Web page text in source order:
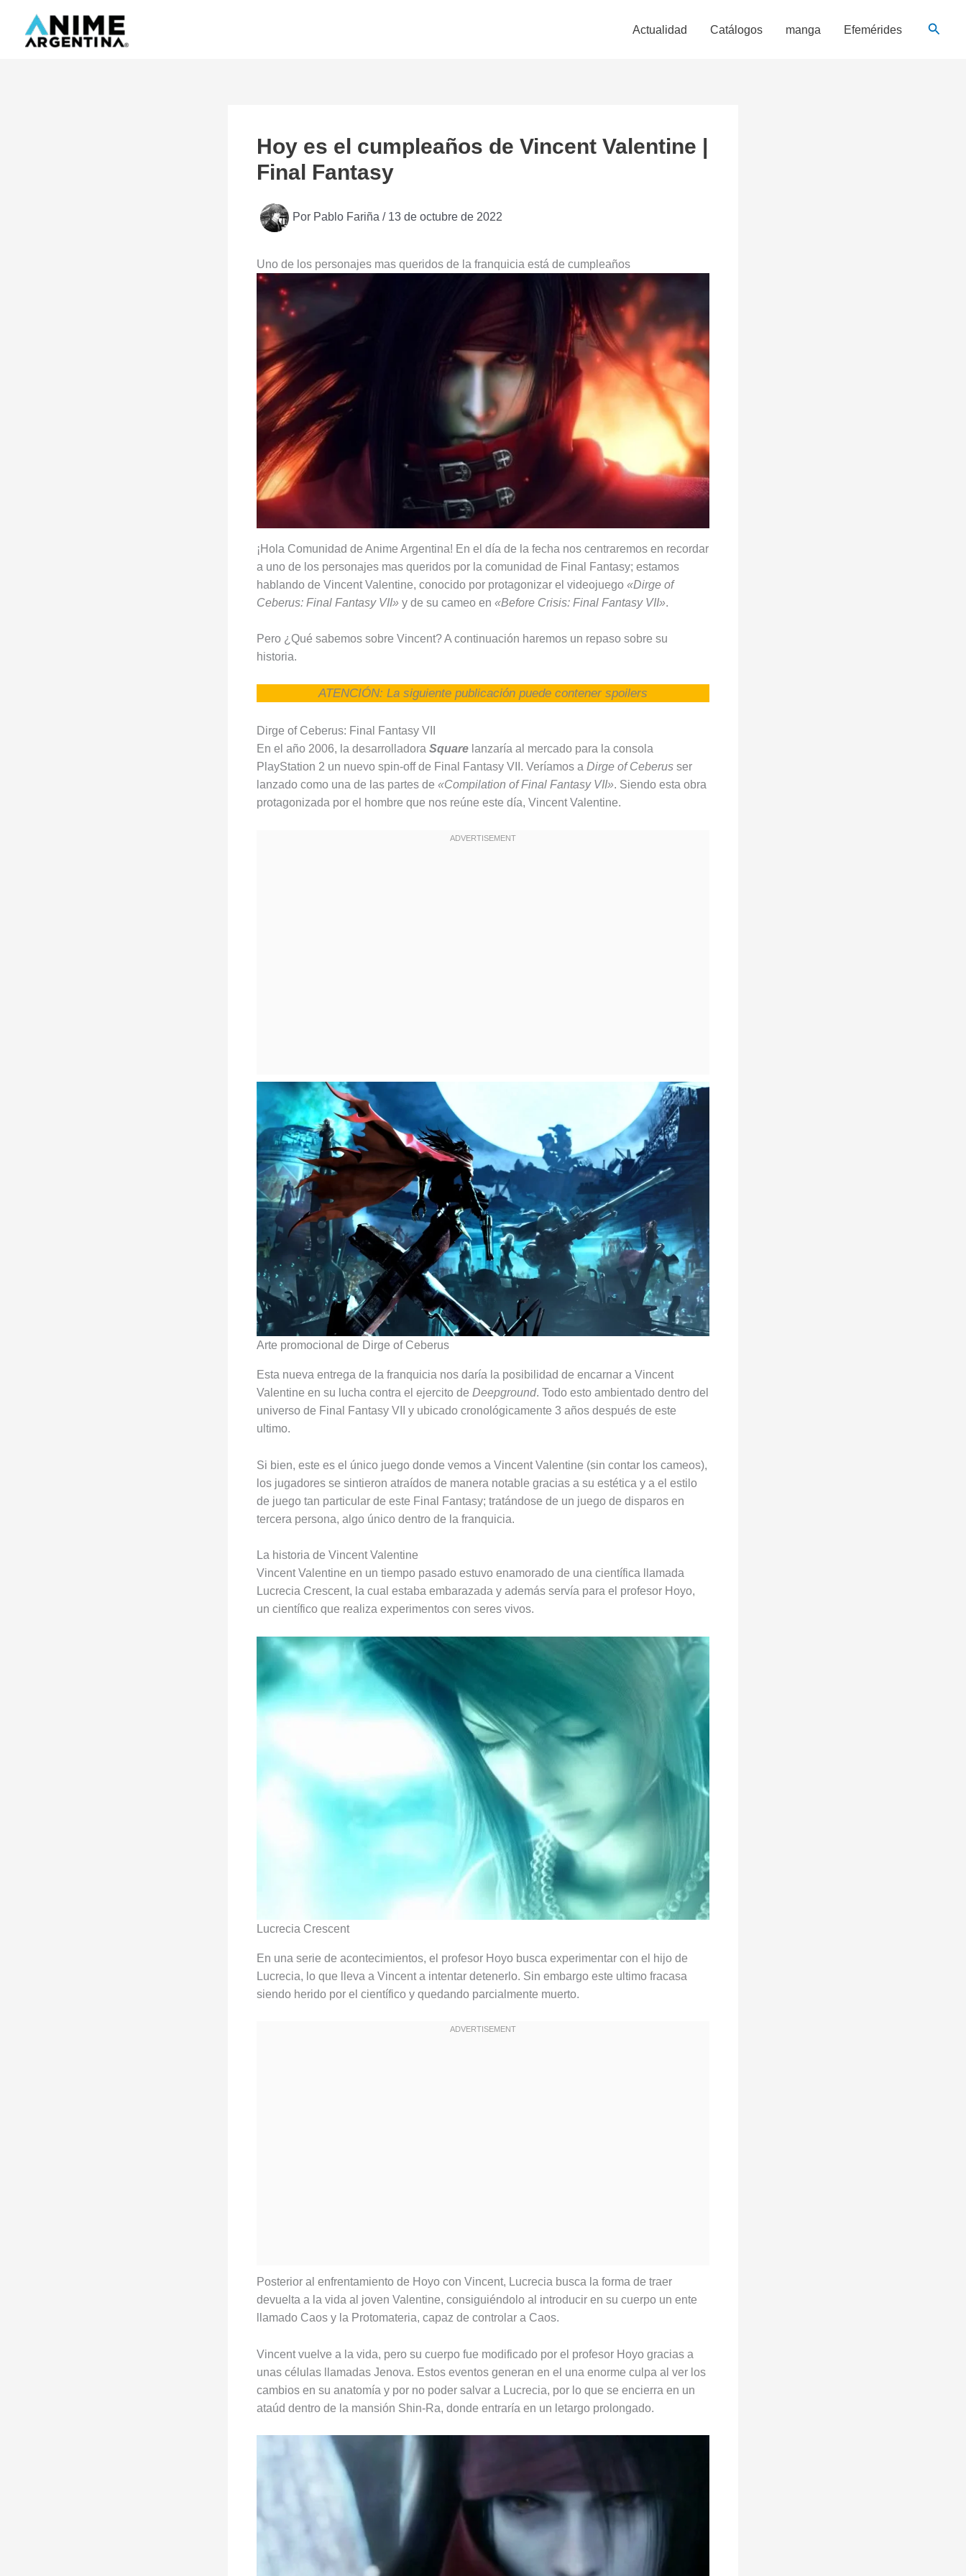
contenido
Actualidad Catálogos manga Efemérides
Hoy es el cumpleaños de Vincent Valentine |
Final Fantasy
Por Pablo Fariña / 13 de octubre de 2022
Uno de los personajes mas queridos de la franquicia está de cumpleaños
¡Hola Comunidad de Anime Argentina! En el día de la fecha nos centraremos en recordar
a uno de los personajes mas queridos por la comunidad de Final Fantasy; estamos
hablando de Vincent Valentine, conocido por protagonizar el videojuego «Dirge of
Ceberus: Final Fantasy VII» y de su cameo en «Before Crisis: Final Fantasy VII».
Pero ¿Qué sabemos sobre Vincent? A continuación haremos un repaso sobre su
historia.
ATENCIÓN: La siguiente publicación puede contener spoilers
Dirge of Ceberus: Final Fantasy VII
En el año 2006, la desarrolladora Square lanzaría al mercado para la consola
PlayStation 2 un nuevo spin-off de Final Fantasy VII. Veríamos a Dirge of Ceberus ser
lanzado como una de las partes de «Compilation of Final Fantasy VII». Siendo esta obra
protagonizada por el hombre que nos reúne este día, Vincent Valentine.
Arte promocional de Dirge of Ceberus
Esta nueva entrega de la franquicia nos daría la posibilidad de encarnar a Vincent
Valentine en su lucha contra el ejercito de Deepground. Todo esto ambientado dentro del
universo de Final Fantasy VII y ubicado cronológicamente 3 años después de este
ultimo.
Si bien, este es el único juego donde vemos a Vincent Valentine (sin contar los cameos),
los jugadores se sintieron atraídos de manera notable gracias a su estética y a el estilo
de juego tan particular de este Final Fantasy; tratándose de un juego de disparos en
tercera persona, algo único dentro de la franquicia.
La historia de Vincent Valentine
Vincent Valentine en un tiempo pasado estuvo enamorado de una científica llamada
Lucrecia Crescent, la cual estaba embarazada y además servía para el profesor Hoyo,
un científico que realiza experimentos con seres vivos.
Lucrecia Crescent
En una serie de acontecimientos, el profesor Hoyo busca experimentar con el hijo de
Lucrecia, lo que lleva a Vincent a intentar detenerlo. Sin embargo este ultimo fracasa
siendo herido por el científico y quedando parcialmente muerto.
Posterior al enfrentamiento de Hoyo con Vincent, Lucrecia busca la forma de traer
devuelta a la vida al joven Valentine, consiguiéndolo al introducir en su cuerpo un ente
llamado Caos y la Protomateria, capaz de controlar a Caos.
Vincent vuelve a la vida, pero su cuerpo fue modificado por el profesor Hoyo gracias a
unas células llamadas Jenova. Estos eventos generan en el una enorme culpa al ver los
cambios en su anatomía y por no poder salvar a Lucrecia, por lo que se encierra en un
ataúd dentro de la mansión Shin-Ra, donde entraría en un letargo prolongado.